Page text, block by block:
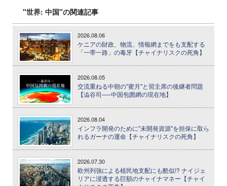
"世界: 中国"の関連記事
2026.08.06
ケニアの財政、物流、情報網までをも支配する
「一帯一路」の毒牙【チャイナリスクの死角】
2026.08.05
交流重ねる中朝の"蜜月"と習主席の後継者問題
【澁谷司──中国包囲網の現在地】
2026.08.04
インフラ開発のために"未開発資源"を担保に取ら
れるガーナの運命【チャイナリスクの死角】
2026.07.30
欧州列強による植民地支配にも酷似!? ナイジェ
リアに浸透する巨額のチャイナマネー【チャイ